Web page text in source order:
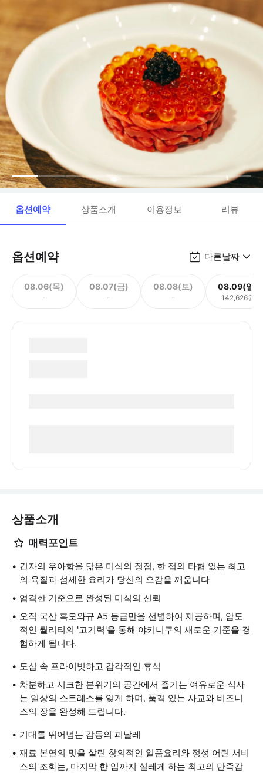
옵션예약 상품소개 이용정보 리뷰
옵션예약 다른날짜
08.06(목)
-
08.07(금)
-
08.08(토)
-
08.09(일)
142,626원
상품소개
매력포인트
긴자의 우아함을 닮은 미식의 정점, 한 점의 타협 없는 최고
의 육질과 섬세한 요리가 당신의 오감을 깨웁니다
엄격한 기준으로 완성된 미식의 신뢰
오직 국산 흑모와규 A5 등급만을 선별하여 제공하며, 압도
적인 퀄리티의 '고기력'을 통해 야키니쿠의 새로운 기준을 경
험하게 됩니다.
도심 속 프라이빗하고 감각적인 휴식
차분하고 시크한 분위기의 공간에서 즐기는 여유로운 식사
는 일상의 스트레스를 잊게 하며, 품격 있는 사교와 비즈니
스의 장을 완성해 드립니다.
기대를 뛰어넘는 감동의 피날레
재료 본연의 맛을 살린 창의적인 일품요리와 정성 어린 서비
스의 조화는, 마지막 한 입까지 설레게 하는 최고의 만족감